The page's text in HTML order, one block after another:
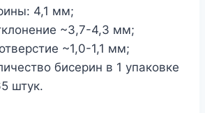
4,1 мм;
~3,7-4,3 мм;
~1,0-1,1 мм;
бисерин в 1 упаковке
штук.